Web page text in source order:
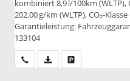
kombiniert 8,9 l/100km
202.00 g/km (WLTP), CO₂-
Garantieleistung:
133104
Wir rufen Sie an
PDF-Datei,